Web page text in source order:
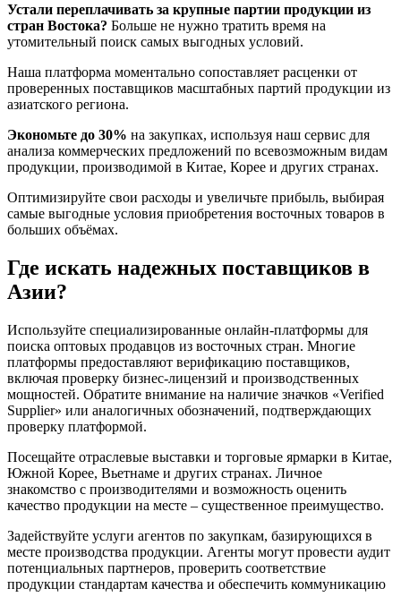
Устали переплачивать за крупные партии продукции из
стран Востока? Больше не нужно тратить время на
утомительный поиск самых выгодных условий.
Наша платформа моментально сопоставляет расценки от
проверенных поставщиков масштабных партий продукции из
азиатского региона.
Экономьте до 30% на закупках, используя наш сервис для
анализа коммерческих предложений по всевозможным видам
продукции, производимой в Китае, Корее и других странах.
Оптимизируйте свои расходы и увеличьте прибыль, выбирая
самые выгодные условия приобретения восточных товаров в
больших объёмах.
Где искать надежных поставщиков в
Азии?
Используйте специализированные онлайн-платформы для
поиска оптовых продавцов из восточных стран. Многие
платформы предоставляют верификацию поставщиков,
включая проверку бизнес-лицензий и производственных
мощностей. Обратите внимание на наличие значков «Verified
Supplier» или аналогичных обозначений, подтверждающих
проверку платформой.
Посещайте отраслевые выставки и торговые ярмарки в Китае,
Южной Корее, Вьетнаме и других странах. Личное
знакомство с производителями и возможность оценить
качество продукции на месте – существенное преимущество.
Задействуйте услуги агентов по закупкам, базирующихся в
месте производства продукции. Агенты могут провести аудит
потенциальных партнеров, проверить соответствие
продукции стандартам качества и обеспечить коммуникацию